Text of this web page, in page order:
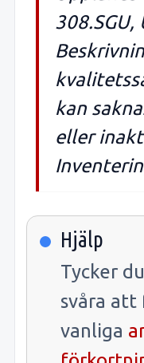
308.SGU,
kan
eller
Hjälp
Tycker
svåra att
vanliga